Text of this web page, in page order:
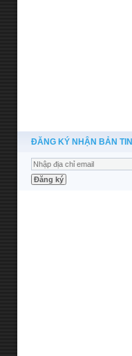
ĐĂNG KÝ NHẬN BẢN TIN